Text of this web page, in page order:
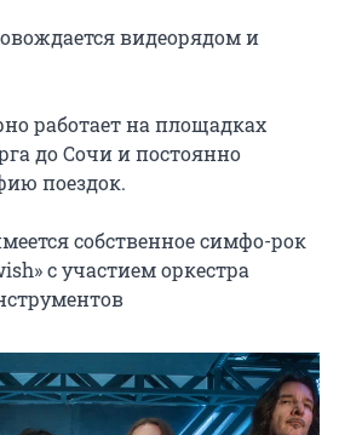
видеорядом и
работает на площадках
до Сочи и постоянно
поездок.
собственное симфо-рок
с участием оркестра